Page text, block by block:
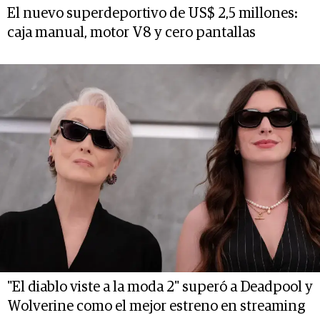
El nuevo superdeportivo de US$ 2,5 millones:
caja manual, motor V8 y cero pantallas
"El diablo viste a la moda 2" superó a Deadpool y
Wolverine como el mejor estreno en streaming